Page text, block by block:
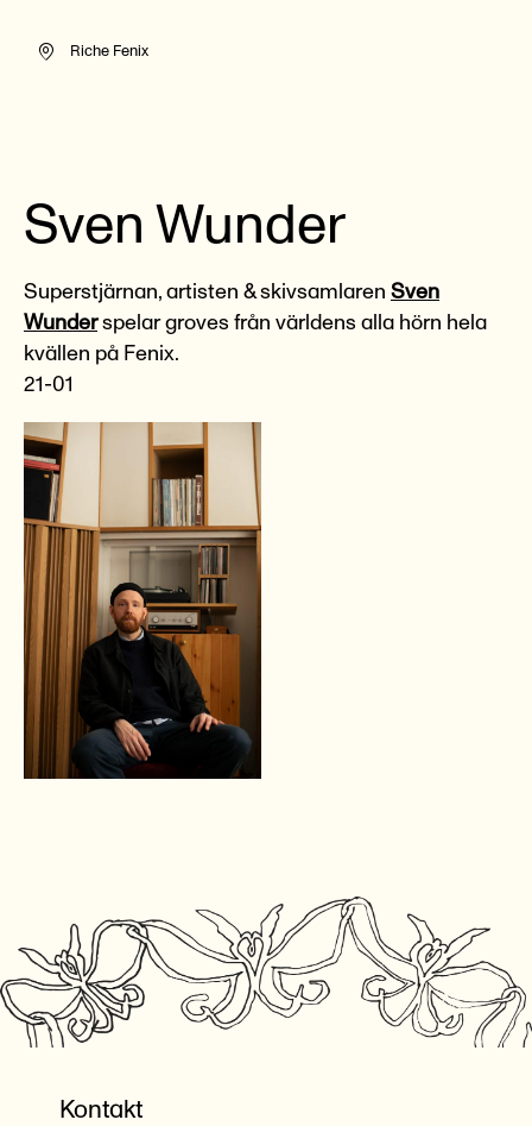
Sven Wunder
Superstjärnan, artisten & skivsamlaren Sven
Wunderspelar groves från världens alla hörn hela
kvällen på Fenix.
21-01
Riche Fenix
Kontakt